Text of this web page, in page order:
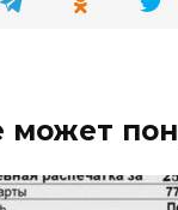
может